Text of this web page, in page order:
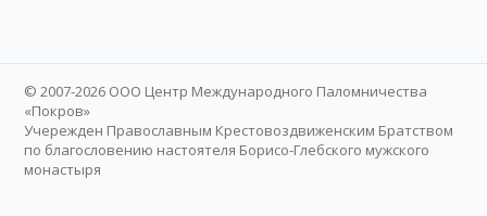
© 2007-2026 ООО Центр Международного Паломничества
«Покров»
Учережден Православным Крестовоздвиженским Братством
по благословению настоятеля Борисо-Глебского мужского
монастыря